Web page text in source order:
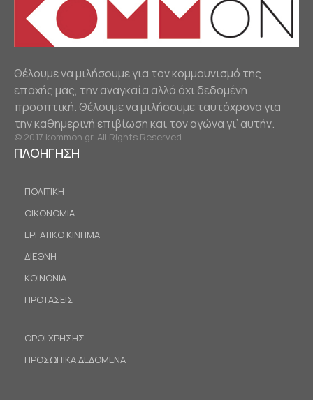
Θέλουμε να μιλήσουμε για τον κομμουνισμό της
εποχής μας, την αναγκαία αλλά όχι δεδομένη
προοπτική. Θέλουμε να μιλήσουμε ταυτόχρονα για
την καθημερινή επιβίωση και τον αγώνα γι’ αυτήν.
© 2017 kommon.gr. All Rights Reserved.
ΠΛΟΗΓΗΣΗ
ΠΟΛΙΤΙΚΗ
ΟΙΚΟΝΟΜΙΑ
ΕΡΓΑΤΙΚΟ ΚΙΝΗΜΑ
ΔΙΕΘΝΗ
ΚΟΙΝΩΝΙΑ
ΠΡΟΤΑΣΕΙΣ
ΟΡΟΙ ΧΡΗΣΗΣ
ΠΡΟΣΩΠΙΚΑ ΔΕΔΟΜΕΝΑ